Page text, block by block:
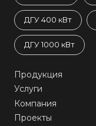
ДГУ 400 кВт
ДГУ 1000 кВт
Продукция
Услуги
Компания
Проекты